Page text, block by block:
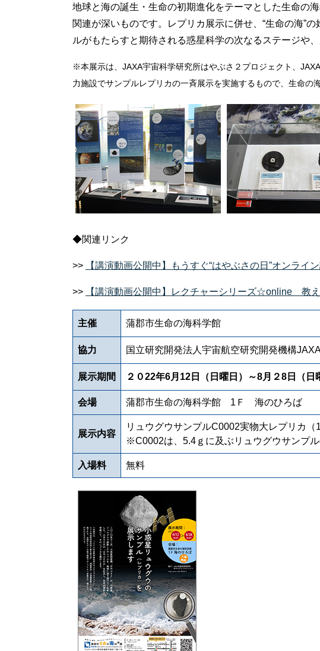
地球と海の誕生・生命の初期進化をテーマとした生命の
関連が深いものです。レプリカ展示に併せ、“生命の海”
ルがもたらすと期待される惑星科学の次なるステージや
※本展示は、JAXA宇宙科学研究所はやぶさ２プロジェクト、
力施設でサンプルレプリカの一斉展示を実施するもので、生命の
◆関連リンク
>> 【講演動画公開中】もうすぐ“はやぶさの日”オンラ
>> 【講演動画公開中】レクチャーシリーズ☆online 教
主催 蒲郡市生命の海科学館
協力 国立研究開発法人宇宙航空研究開発機構
展示期間 ２０22年6月12日（日曜日）～8月２8日（日
会場 蒲郡市生命の海科学館 1Ｆ 海のひろば
展示内容
リュウグウサンプルC0002実物大レプリカ（
※C0002は、5.4ｇに及ぶリュウグウサンプ
入場料 無料